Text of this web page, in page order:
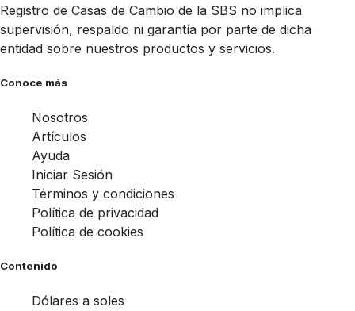
Registro de Casas de Cambio de la SBS no implica
supervisión, respaldo ni garantía por parte de dicha
entidad sobre nuestros productos y servicios.
Conoce más
Nosotros
Artículos
Ayuda
Iniciar Sesión
Términos y condiciones
Política de privacidad
Política de cookies
Contenido
Dólares a soles